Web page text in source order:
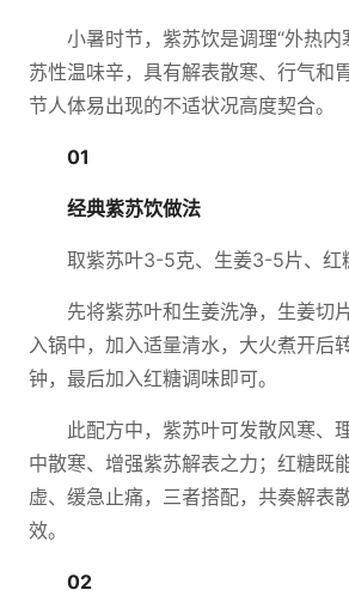
小暑时节，紫苏饮是调理“外热内
苏性温味辛，具有解表散寒、行气和
节人体易出现的不适状况高度契合。
01
经典紫苏饮做法
取紫苏叶3-5克、生姜3-5片、红
先将紫苏叶和生姜洗净，生姜切
入锅中，加入适量清水，大火煮开后
钟，最后加入红糖调味即可。
此配方中，紫苏叶可发散风寒、
中散寒、增强紫苏解表之力；红糖既
虚、缓急止痛，三者搭配，共奏解表
效。
02